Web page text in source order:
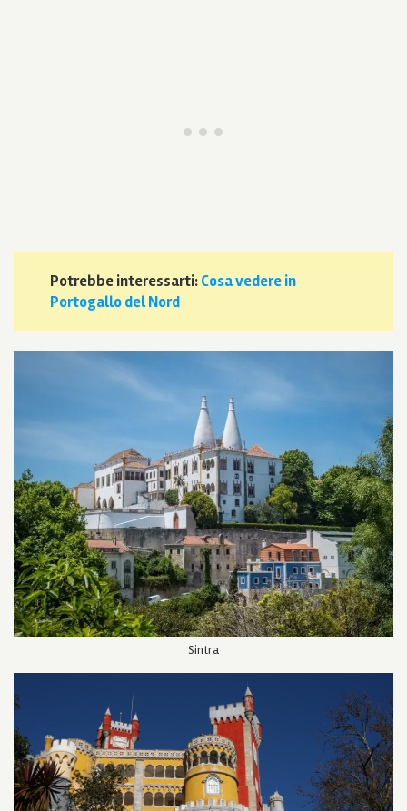
Potrebbe interessarti:Cosa vedere in
Portogallo del Nord
Sintra